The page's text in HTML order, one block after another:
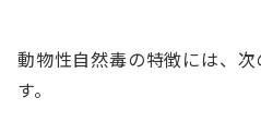
動物性自然毒の特徴には、
す。